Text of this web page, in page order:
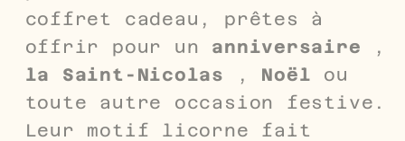
coffret cadeau, prêtes à
offrir pour un anniversaire ,
la Saint-Nicolas , Noël ou
toute autre occasion festive.
Leur motif licorne fait